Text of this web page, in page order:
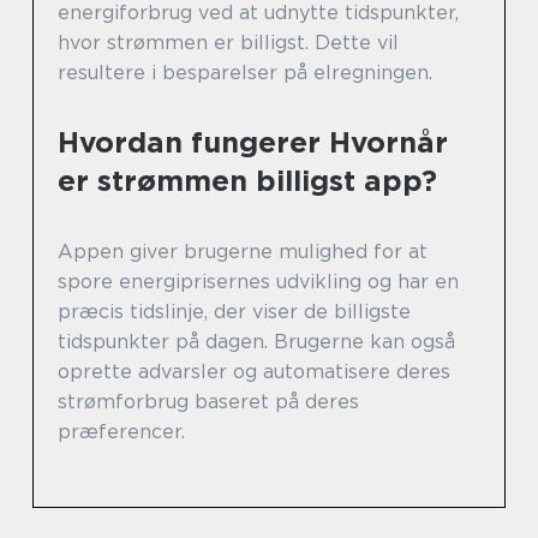
energiforbrug ved at udnytte tidspunkter,
hvor strømmen er billigst. Dette vil
resultere i besparelser på elregningen.
Hvordan fungerer Hvornår
er strømmen billigst app?
Appen giver brugerne mulighed for at
spore energiprisernes udvikling og har en
præcis tidslinje, der viser de billigste
tidspunkter på dagen. Brugerne kan også
oprette advarsler og automatisere deres
strømforbrug baseret på deres
præferencer.